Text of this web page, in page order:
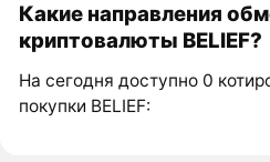
Какие направления
криптовалюты BELIEF?
На сегодня доступно 0
покупки BELIEF: